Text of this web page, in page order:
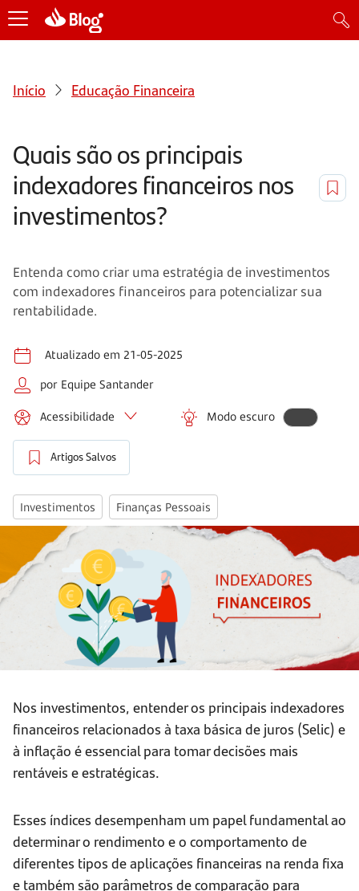
Início Educação Financeira
Quais são os principais
indexadores financeiros nos
investimentos?
Entenda como criar uma estratégia de investimentos
com indexadores financeiros para potencializar sua
rentabilidade.
Atualizado em 21-05-2025
por Equipe Santander
Acessibilidade Modo escuro
Artigos Salvos
Investimentos Finanças Pessoais
Nos investimentos, entender os principais indexadores
financeiros relacionados à taxa básica de juros (Selic) e
à inflação é essencial para tomar decisões mais
rentáveis e estratégicas.
Esses índices desempenham um papel fundamental ao
determinar o rendimento e o comportamento de
diferentes tipos de aplicações financeiras na renda fixa
e também são parâmetros de comparação para